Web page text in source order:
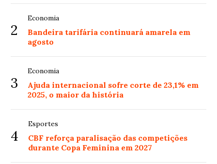
2
Economia
Bandeira tarifária continuará amarela em
agosto
3
Economia
Ajuda internacional sofre corte de 23,1% em
2025, o maior da história
4
Esportes
CBF reforça paralisação das competições
durante Copa Feminina em 2027